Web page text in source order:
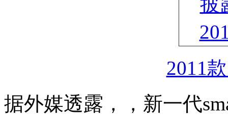
2011
据外媒透露，，新一代